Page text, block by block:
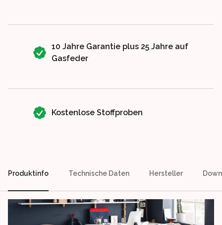
10 Jahre Garantie plus 25 Jahre auf
Gasfeder
Kostenlose Stoffproben
Produktinfo Technische Daten Hersteller